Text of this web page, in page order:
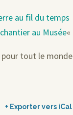
au fil du temps
au Musée«
tout le monde
+ Exporter vers iCal